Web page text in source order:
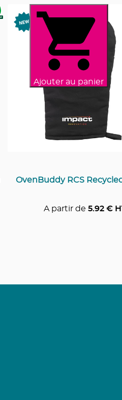
Ajouter au panier
OvenBuddy RCS
A partir de 5.92 €